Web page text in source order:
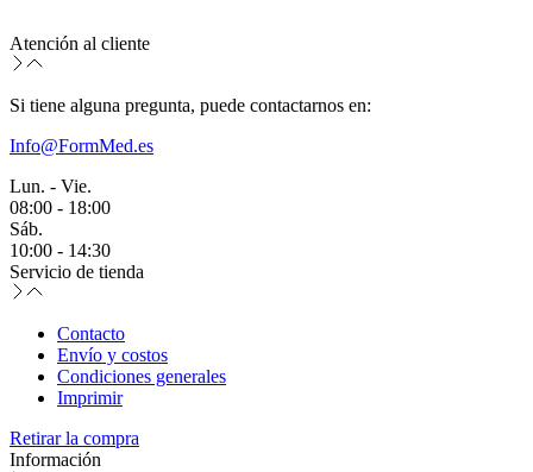
Atención al cliente
Si tiene alguna pregunta, puede contactarnos en:
Info@FormMed.es
Lun. - Vie.
08:00 - 18:00
Sáb.
10:00 - 14:30
Servicio de tienda
Contacto
Envío y costos
Condiciones generales
Imprimir
Retirar la compra
Información